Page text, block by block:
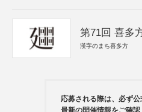
第71回 喜多
漢字のまち喜多方
応募される際は、必ず
最新の開催情報をご確認